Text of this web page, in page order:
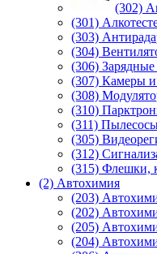
(302)
(301)
(303)
(304)
(306) Зарядные
(307) Камеры
(308)
(310)
(311)
(305)
(312)
(315) Флешки,
(2) Автохимия
(203)
(202)
(205)
(204)